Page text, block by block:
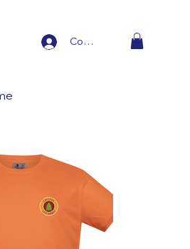
Connexion